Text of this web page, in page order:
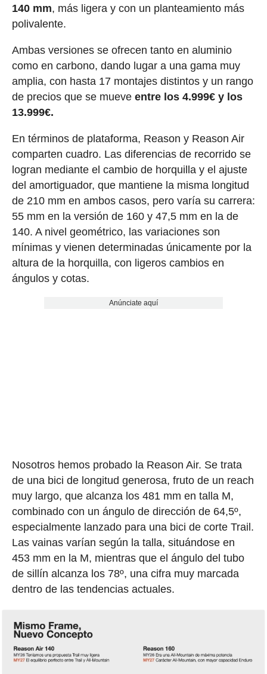
140 mm, más ligera y con un planteamiento más
polivalente.
Ambas versiones se ofrecen tanto en aluminio
como en carbono, dando lugar a una gama muy
amplia, con hasta 17 montajes distintos y un rango
de precios que se mueve entre los 4.999€ y los
13.999€.
En términos de plataforma, Reason y Reason Air
comparten cuadro. Las diferencias de recorrido se
logran mediante el cambio de horquilla y el ajuste
del amortiguador, que mantiene la misma longitud
de 210 mm en ambos casos, pero varía su carrera:
55 mm en la versión de 160 y 47,5 mm en la de
140. A nivel geométrico, las variaciones son
mínimas y vienen determinadas únicamente por la
altura de la horquilla, con ligeros cambios en
ángulos y cotas.
Anúnciate aquí
Nosotros hemos probado la Reason Air. Se trata
de una bici de longitud generosa, fruto de un reach
muy largo, que alcanza los 481 mm en talla M,
combinado con un ángulo de dirección de 64,5º,
especialmente lanzado para una bici de corte Trail.
Las vainas varían según la talla, situándose en
453 mm en la M, mientras que el ángulo del tubo
de sillín alcanza los 78º, una cifra muy marcada
dentro de las tendencias actuales.